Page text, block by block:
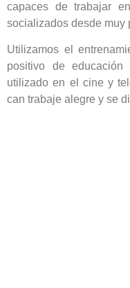
capaces de trabajar
socializados desde muy
Utilizamos el
positivo de
utilizado en el cine y
can trabaje alegre y se